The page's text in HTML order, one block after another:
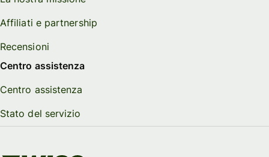
Affiliati e partnership
Recensioni
Centro assistenza
Centro assistenza
Stato del servizio